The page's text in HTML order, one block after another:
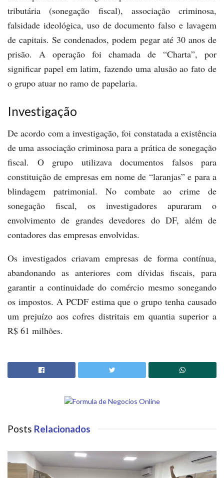
tributária (sonegação fiscal), associação criminosa,
falsidade ideológica, uso de documento falso e lavagem
de capitais. Se condenados, podem pegar até 30 anos de
prisão. A operação foi chamada de “Charta”, por
significar papel em latim, fazendo uma alusão ao fato de
o grupo atuar no ramo de papelaria.
Investigação
De acordo com a investigação, foi constatada a existência
de uma associação criminosa para a prática de sonegação
fiscal. O grupo utilizava documentos falsos para
constituição de empresas em nome de “laranjas” e para a
blindagem patrimonial. No combate ao crime de
sonegação fiscal, os investigadores apuraram o
envolvimento de grandes devedores do DF, além de
contadores das empresas envolvidas.
Os investigados criavam empresas de forma contínua,
abandonando as anteriores com dívidas fiscais, para
garantir a continuidade do comércio mesmo sonegando
os impostos. A PCDF estima que o grupo tenha causado
um prejuízo aos cofres distritais em quantia superior a
R$ 61 milhões.
Posts Relacionados